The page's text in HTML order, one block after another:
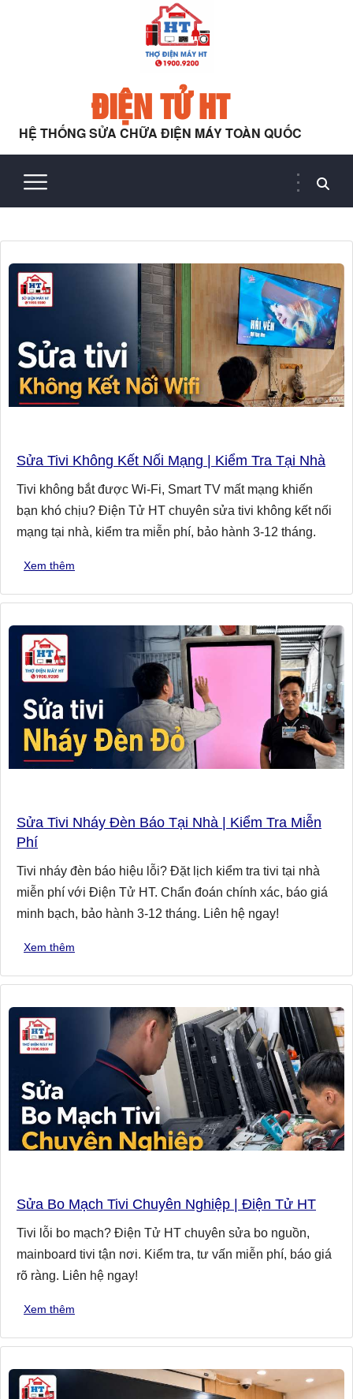
ĐIỆN TỬ HT
HỆ THỐNG SỬA CHỮA ĐIỆN MÁY TOÀN QUỐC
Sửa Tivi Không Kết Nối Mạng | Kiểm Tra Tại Nhà
Tivi không bắt được Wi-Fi, Smart TV mất mạng khiến
bạn khó chịu? Điện Tử HT chuyên sửa tivi không kết nối
mạng tại nhà, kiểm tra miễn phí, bảo hành 3-12 tháng.
Xem thêm
Sửa Tivi Nháy Đèn Báo Tại Nhà | Kiểm Tra Miễn
Phí
Tivi nháy đèn báo hiệu lỗi? Đặt lịch kiểm tra tivi tại nhà
miễn phí với Điện Tử HT. Chẩn đoán chính xác, báo giá
minh bạch, bảo hành 3-12 tháng. Liên hệ ngay!
Xem thêm
Sửa Bo Mạch Tivi Chuyên Nghiệp | Điện Tử HT
Tivi lỗi bo mạch? Điện Tử HT chuyên sửa bo nguồn,
mainboard tivi tận nơi. Kiểm tra, tư vấn miễn phí, báo giá
rõ ràng. Liên hệ ngay!
Xem thêm